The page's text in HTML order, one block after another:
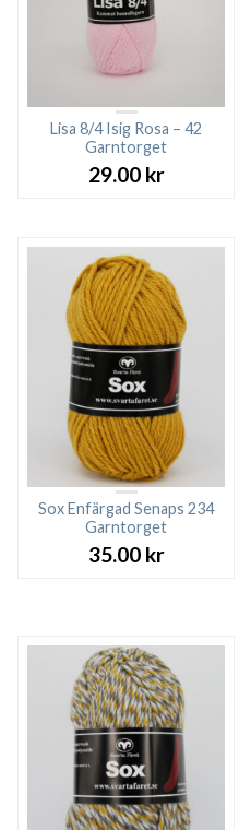
Lisa 8/4 Isig Rosa – 42
Garntorget
29.00 kr
Sox Enfärgad Senaps 234
Garntorget
35.00 kr